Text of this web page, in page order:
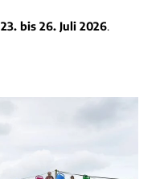
23. bis 26. Juli 2026.